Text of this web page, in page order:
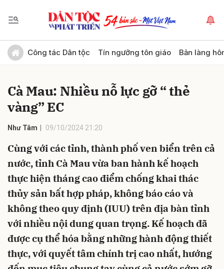
Công tác Dân tộc Tín ngưỡng tôn giáo Bản làng
Cà Mau: Nhiều nỗ lực gỡ “ thẻ
vàng” EC
Như Tâm 09/10/2024 21:20
Cùng với các tỉnh, thành phố ven biển trên cả
nước, tỉnh Cà Mau vừa ban hành kế hoạch
thực hiện tháng cao điểm chống khai thác
thủy sản bất hợp pháp, không báo cáo và
không theo quy định (IUU) trên địa bàn tỉnh
với nhiều nội dung quan trọng. Kế hoạch đã
được cụ thể hóa bằng những hành động thiết
thực, với quyết tâm chính trị cao nhất, hướng
Gửi bình luận
Hủy Gửi